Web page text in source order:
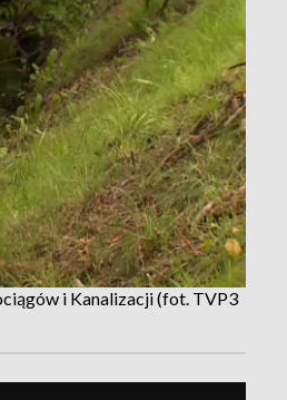
i Kanalizacji (fot. TVP3